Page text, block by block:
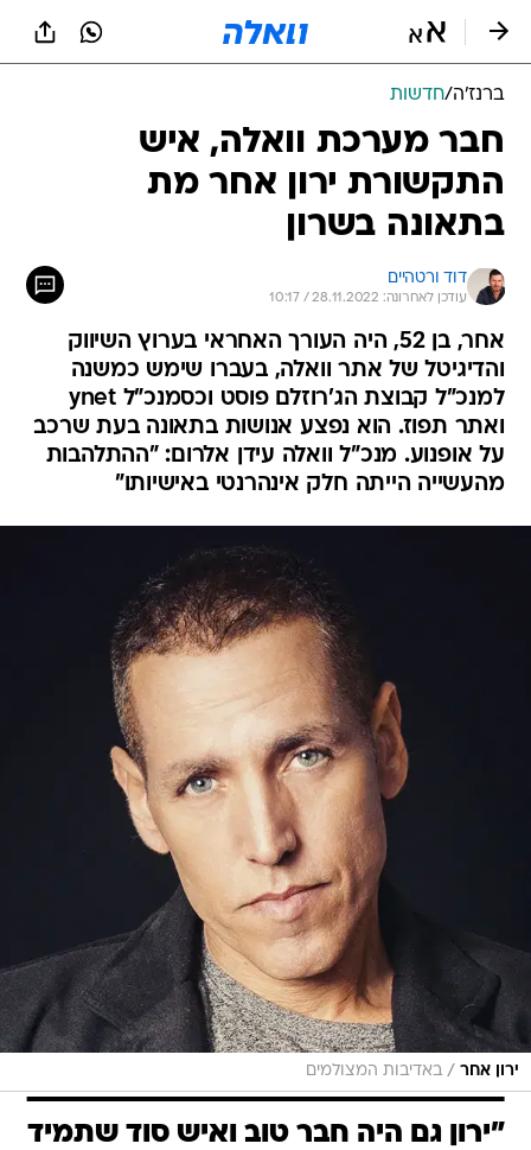
ברנז'ה/חדשות
חבר מערכת וואלה, איש
התקשורת ירון אחר מת
בתאונה בשרון
דוד ורטהיים
עודכן לאחרונה: 28.11.2022 / 10:17
אחר, בן 52, היה העורך האחראי בערוץ השיווק
והדיגיטל של אתר וואלה, בעברו שימש כמשנה
למנכ"ל קבוצת הג'רוזלם פוסט וכסמנכ"ל ynet
ואתר תפוז. הוא נפצע אנושות בתאונה בעת שרכב
על אופנוע. מנכ"ל וואלה עידן אלרום: "ההתלהבות
מהעשייה הייתה חלק אינהרנטי באישיותו"
ירון אחר / באדיבות המצולמים
"ירון גם היה חבר טוב ואיש סוד שתמיד